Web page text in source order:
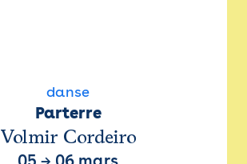
danse
Parterre
Volmir Cordeiro